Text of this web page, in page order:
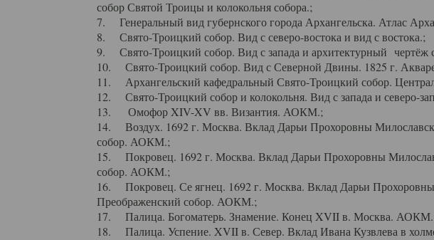
собор Святой Троицы и колокольня собора.;
7. Генеральный вид губернского города Архангельска. Атлас
8. Свято-Троицкий собор. Вид с северо-востока и вид с востока.;
9. Свято-Троицкий собор. Вид с запада и архитектурный чертёж
10. Свято-Троицкий собор. Вид с Северной Двины. 1825 г.
11. Архангельский кафедральный Свято-Троицкий собор.
12. Свято-Троицкий собор и колокольня. Вид с запада и северо-
13. Омофор XIV-XV вв. Византия. АОКМ.;
14. Воздух. 1692 г. Москва. Вклад Дарьи Прохоровны
собор. АОКМ.;
15. Покровец. 1692 г. Москва. Вклад Дарьи Прохоровны
собор. АОКМ.;
16. Покровец. Се ягнец. 1692 г. Москва. Вклад Дарьи
Преображенский собор. АОКМ.;
17. Палица. Богоматерь. Знамение. Конец XVII в. Москва.
18. Палица. Успение. XVII в. Север. Вклад Ивана Кузвлева в